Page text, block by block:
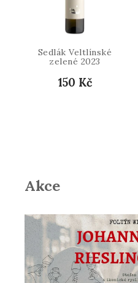
Sedlák Veltlínské
zelené 2023
150 Kč
Akce